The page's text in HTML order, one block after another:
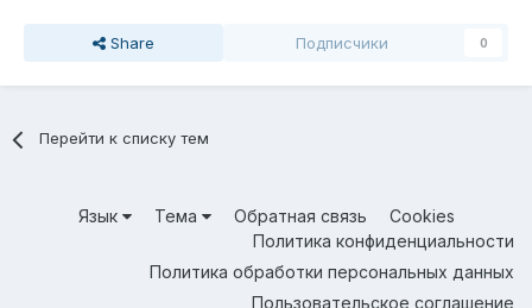
Share Подписчики 0
Перейти к списку тем
Язык Тема Обратная связь
Cookies
Политика конфиденциальности
Политика обработки персональных данных
Пользовательское соглашение